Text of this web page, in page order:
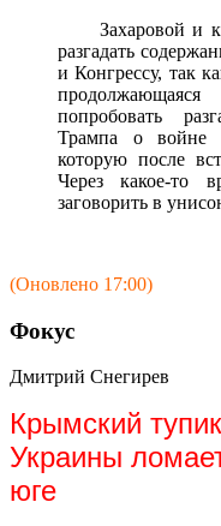
Захаровой и
разгадать
и Конгрессу, так
попробовать
Трампа о войне
которую после
Через какое-
заговорить в
(Оновлено 17:00)
Фокус
Дмитрий Снегирев
Крымский
Украины
юге